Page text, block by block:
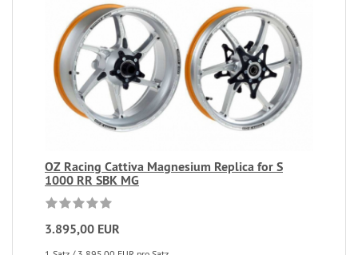
OZ Racing Cattiva Magnesium Replica for S
1000 RR SBK MG
3.895,00 EUR